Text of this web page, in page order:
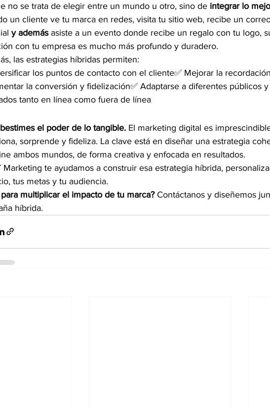
no se trata de elegir entre un mundo u otro, sino de integrar lo
un cliente ve tu marca en redes, visita tu sitio web, recibe un
y además asiste a un evento donde recibe un regalo con tu logo,
con tu empresa es mucho más profundo y duradero.
las estrategias híbridas permiten:
los puntos de contacto con el cliente✅ Mejorar la
la conversión y fidelización✅ Adaptarse a diferentes públicos
tanto en línea como fuera de línea
el poder de lo tangible. El marketing digital es
sorprende y fideliza. La clave está en diseñar una estrategia
ambos mundos, de forma creativa y enfocada en resultados.
Marketing te ayudamos a construir esa estrategia híbrida,
tus metas y tu audiencia.
para multiplicar el impacto de tu marca? Contáctanos y diseñemos
híbrida.